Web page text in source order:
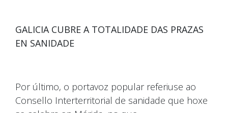
GALICIA CUBRE A TOTALIDADE DAS PRAZAS
EN SANIDADE
Por último, o portavoz popular referiuse ao
Consello Interterritorial de sanidade que hoxe